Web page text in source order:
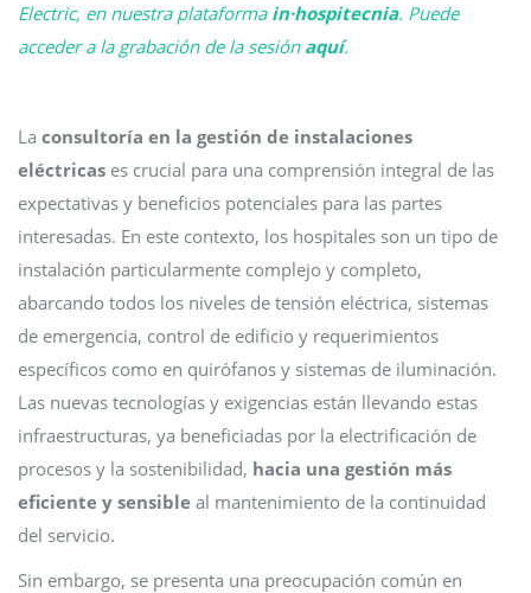
Electric, en nuestra plataforma in·hospitecnia. Puede
acceder a la grabación de la sesión aquí.
La consultoría en la gestión de instalaciones
eléctricas es crucial para una comprensión integral de las
expectativas y beneficios potenciales para las partes
interesadas. En este contexto, los hospitales son un tipo de
instalación particularmente complejo y completo,
abarcando todos los niveles de tensión eléctrica, sistemas
de emergencia, control de edificio y requerimientos
específicos como en quirófanos y sistemas de iluminación.
Las nuevas tecnologías y exigencias están llevando estas
infraestructuras, ya beneficiadas por la electrificación de
procesos y la sostenibilidad, hacia una gestión más
eficiente y sensible al mantenimiento de la continuidad
del servicio.
Sin embargo, se presenta una preocupación común en